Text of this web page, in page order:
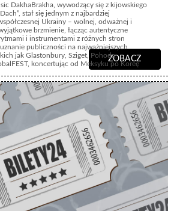
DakhaBrakha, wywodzący się z kijowskiego
stał się jednym z najbardziej
Ukrainy – wolnej, odważnej i
brzmienie, łącząc autentyczne
i instrumentami z różnych stron
publiczności na najważniejszych
jak Glastonbury, Sziget, Pohoda,
koncertując od Meksyku po Koreę
promuje najnowszy album zespołu – „Ptakh”
artyści pracowali przez ostatnie lata.
inspirację z ukraińskiego oporu, siły i
narodu, a także z solidarności i wsparcia
to nie tylko tytuł albumu, lecz także
– metafora wolności i donośnego
określa mianem „etno-chaosu” –
tradycji muzycznych i kulturowych,
terenowym, badaniom archiwalnym oraz
Koncerty DakhaBrakhy to niezwykłe
się z muzyką, a sugestywna oprawa
różnorodnością gatunków i brzmień,
doświadczenie.
ZOBACZ